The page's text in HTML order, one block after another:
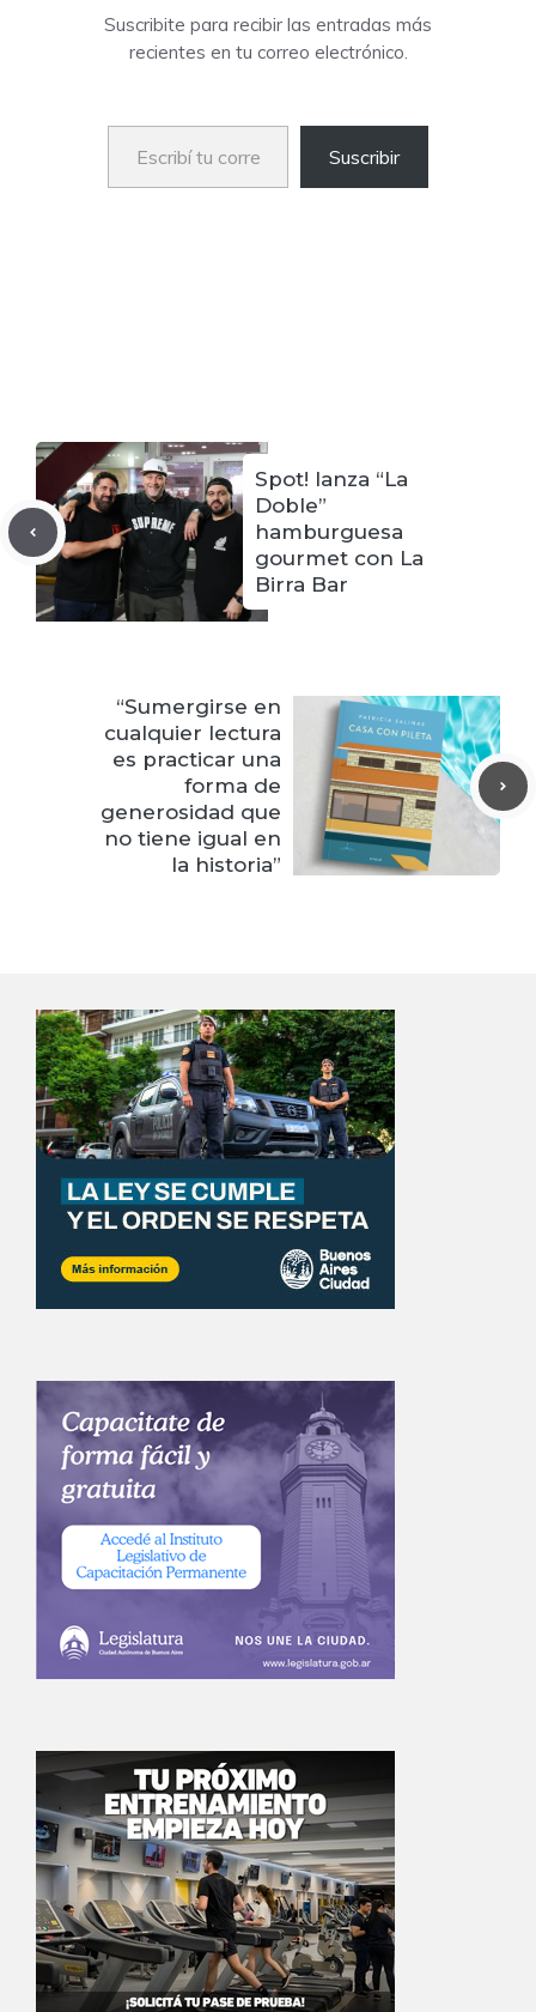
Suscribite para recibir las entradas más
recientes en tu correo electrónico.
Escribí tu correo electrónico…
Suscribir
Spot! lanza “La
Doble”
hamburguesa
gourmet con La
Birra Bar
“Sumergirse en
cualquier lectura
es practicar una
forma de
generosidad que
no tiene igual en
la historia”